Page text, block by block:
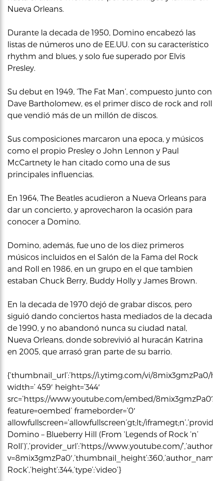
Nueva Orleans.
Durante la decada de 1950, Domino encabezó las
listas de números uno de EE.UU. con su característico
rhythm and blues, y solo fue superado por Elvis
Presley.
Su debut en 1949, ‘The Fat Man’, compuesto junto con
Dave Bartholomew, es el primer disco de rock and roll
que vendió más de un millón de discos.
Sus composiciones marcaron una epoca, y músicos
como el propio Presley o John Lennon y Paul
McCartnety le han citado como una de sus
principales influencias.
En 1964, The Beatles acudieron a Nueva Orleans para
dar un concierto, y aprovecharon la ocasión para
conocer a Domino.
Domino, además, fue uno de los diez primeros
músicos incluidos en el Salón de la Fama del Rock
and Roll en 1986, en un grupo en el que tambien
estaban Chuck Berry, Buddy Holly y James Brown.
En la decada de 1970 dejó de grabar discos, pero
siguió dando conciertos hasta mediados de la decada
de 1990, y no abandonó nunca su ciudad natal,
Nueva Orleans, donde sobrevivió al huracán Katrina
en 2005, que arrasó gran parte de su barrio.
{‘thumbnail_url’:’https://i.ytimg.com/vi/8mix3gmzPa0/
width=’ 459′ height=’344′
src=’https://www.youtube.com/embed/8mix3gmzPa0?
feature=oembed’ frameborder=’0′
allowfullscreen=’allowfullscreen’gt;lt;/
Domino – Blueberry Hill (From ‘Legends of Rock ‘n’
Roll’)’,’provider_url’:’https://www.youtube.com/
Rock’,’height’:344,’type’:’video’}